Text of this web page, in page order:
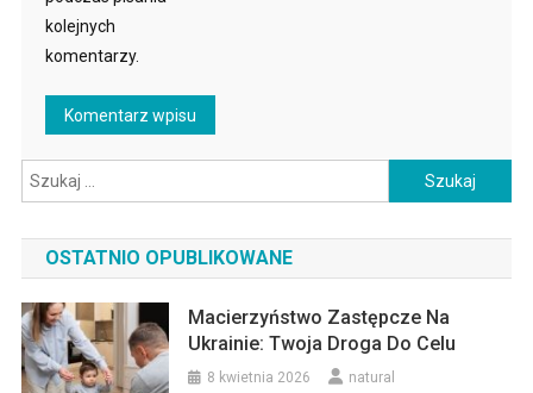
kolejnych
komentarzy.
Szukaj:
OSTATNIO OPUBLIKOWANE
Macierzyństwo Zastępcze Na
Ukrainie: Twoja Droga Do Celu
8 kwietnia 2026 natural